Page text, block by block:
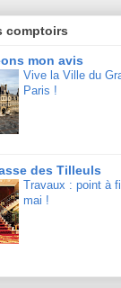
comptoirs
mon avis
Vive la Ville du
Paris !
des Tilleuls
Travaux : point à
mai !